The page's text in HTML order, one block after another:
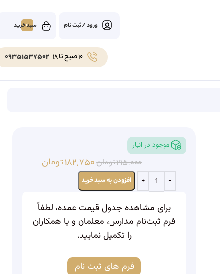
ورود / ثبت نام 0
10 صبح تا 18 09351537502
موجود در انبار
۲۱۵,۰۰۰تومان۱۸۲,۷۵۰تومان
افزودن به سبد خرید
برای مشاهده جدول قیمت عمده، لطفاً
فرم ثبت‌نام مدارس، معلمان و یا همکاران
را تکمیل نمایید.
فرم های ثبت نام